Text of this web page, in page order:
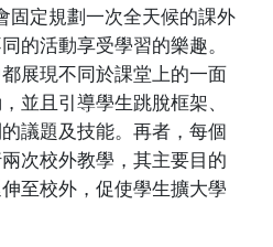
固定規劃一次全天候的課外
的活動享受學習的樂趣。
展現不同於課堂上的一面
並且引導學生跳脫框架、
議題及技能。再者，每個
次校外教學，其主要目的
至校外，促使學生擴大學